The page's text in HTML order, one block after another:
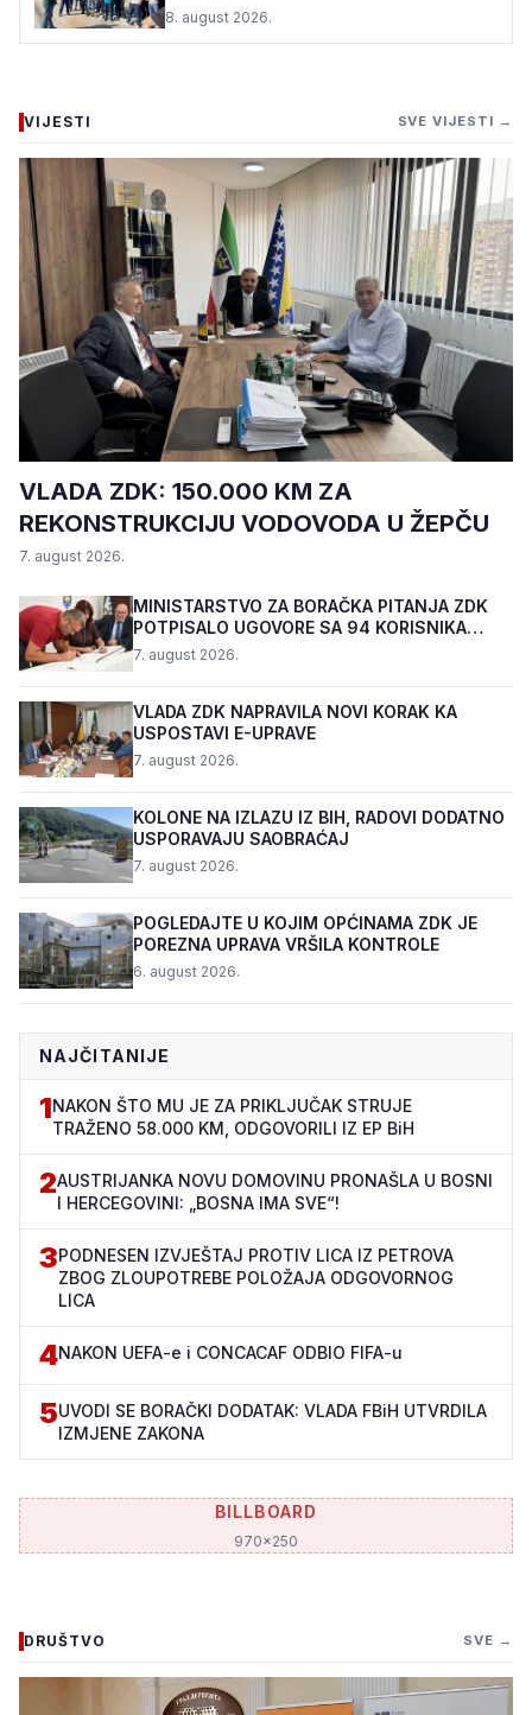
7. august 2026.•122 pregleda
8. august 2026.
VIJESTI SVE VIJESTI →
VLADA ZDK: 150.000 KM ZA
REKONSTRUKCIJU VODOVODA U ŽEPČU
7. august 2026.
MINISTARSTVO ZA BORAČKA PITANJA ZDK
POTPISALO UGOVORE SA 94 KORISNIKA
PROGRAMA "BIZNIS PL...
7. august 2026.
VLADA ZDK NAPRAVILA NOVI KORAK KA
USPOSTAVI E-UPRAVE
7. august 2026.
KOLONE NA IZLAZU IZ BIH, RADOVI DODATNO
USPORAVAJU SAOBRAĆAJ
7. august 2026.
POGLEDAJTE U KOJIM OPĆINAMA ZDK JE
POREZNA UPRAVA VRŠILA KONTROLE
6. august 2026.
NAJČITANIJE
1NAKON ŠTO MU JE ZA PRIKLJUČAK STRUJE
TRAŽENO 58.000 KM, ODGOVORILI IZ EP BiH
2AUSTRIJANKA NOVU DOMOVINU PRONAŠLA U BOSNI
I HERCEGOVINI: „BOSNA IMA SVE“!
3PODNESEN IZVJEŠTAJ PROTIV LICA IZ PETROVA
ZBOG ZLOUPOTREBE POLOŽAJA ODGOVORNOG
LICA
4NAKON UEFA-e i CONCACAF ODBIO FIFA-u
5UVODI SE BORAČKI DODATAK: VLADA FBiH UTVRDILA
IZMJENE ZAKONA
BILLBOARD
970x250
DRUŠTVO SVE →